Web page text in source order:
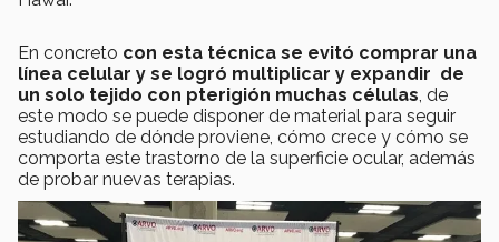
En concreto con esta técnica se evitó comprar una
línea celular y se logró multiplicar y expandir de
un solo tejido con pterigión muchas células , de
este modo se puede disponer de material para seguir
estudiando de dónde proviene, cómo crece y cómo se
comporta este trastorno de la superficie ocular, además
de probar nuevas terapias.